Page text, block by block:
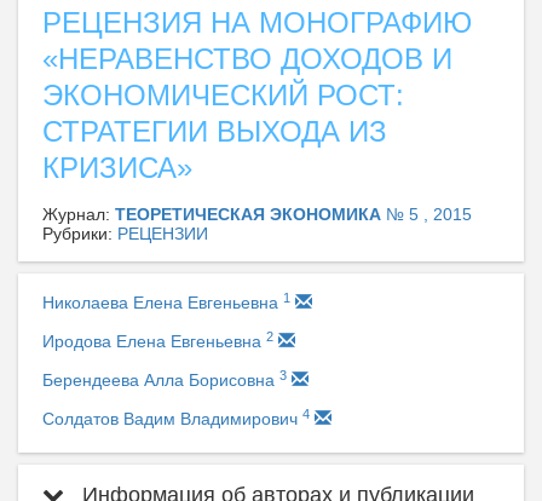
РЕЦЕНЗИЯ НА МОНОГРАФИЮ
«НЕРАВЕНСТВО ДОХОДОВ И
ЭКОНОМИЧЕСКИЙ РОСТ:
СТРАТЕГИИ ВЫХОДА ИЗ
КРИЗИСА»
Журнал: ТЕОРЕТИЧЕСКАЯ ЭКОНОМИКА № 5 , 2015
Рубрики: РЕЦЕНЗИИ
Николаева Елена Евгеньевна 1
Иродова Елена Евгеньевна 2
Берендеева Алла Борисовна 3
Солдатов Вадим Владимирович 4
Информация об авторах и публикации